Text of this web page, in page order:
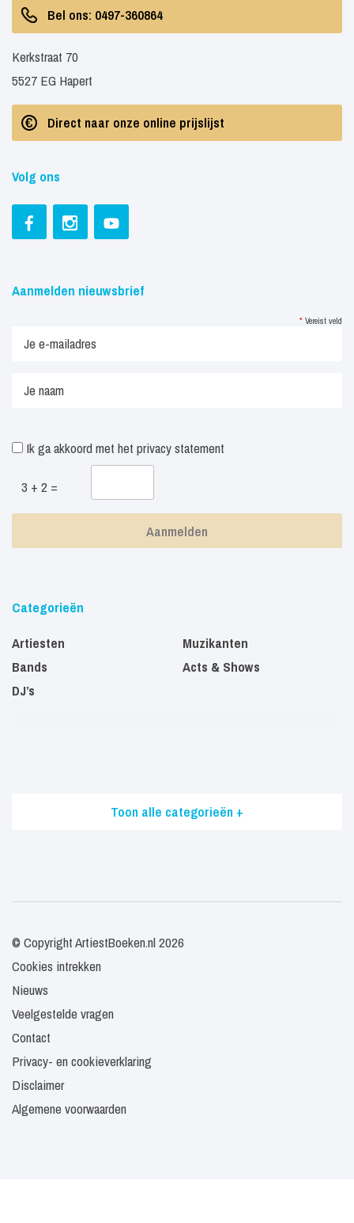
Bel ons: 0497-360864
Kerkstraat 70
5527 EG Hapert
Direct naar onze online prijslijst
Volg ons
Aanmelden nieuwsbrief
* Vereist veld
Ik ga akkoord met het privacy statement
3 + 2 =
Categorieën
Artiesten
Bands
DJ’s
Muzikanten
Acts & Shows
Toon alle categorieën +
© Copyright ArtiestBoeken.nl 2026
Cookies intrekken
Nieuws
Veelgestelde vragen
Contact
Privacy- en cookieverklaring
Disclaimer
Algemene voorwaarden